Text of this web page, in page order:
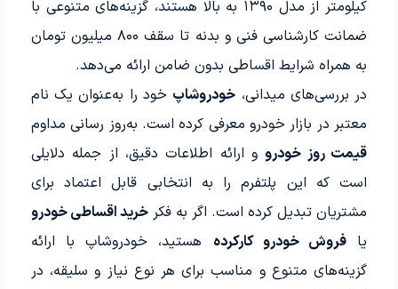
کیلومتر از مدل ۱۳۹۰ به بالا هستند، گزینه‌های متنوعی با
ضمانت کارشناسی فنی و بدنه تا سقف ۸۰۰ میلیون تومان
به همراه شرایط اقساطی بدون ضامن ارائه می‌دهد.
در بررسی‌های میدانی، خودروشاپ خود را به‌عنوان یک نام
معتبر در بازار خودرو معرفی کرده است. به‌روز رسانی مداوم
قیمت روز خودروو ارائه اطلاعات دقیق، از جمله دلایلی
است که این پلتفرم را به انتخابی قابل اعتماد برای
مشتریان تبدیل کرده است. اگر به فکرخرید اقساطی خودرو
یا فروش خودرو کارکرده هستید، خودروشاپ با ارائه
گزینه‌های متنوع و مناسب برای هر نوع نیاز و سلیقه، در